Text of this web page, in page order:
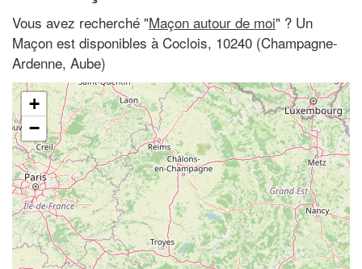
Vous avez recherché "Maçon autour de moi" ? Un
Maçon est disponibles à Coclois, 10240 (Champagne-
Ardenne, Aube)
+
−